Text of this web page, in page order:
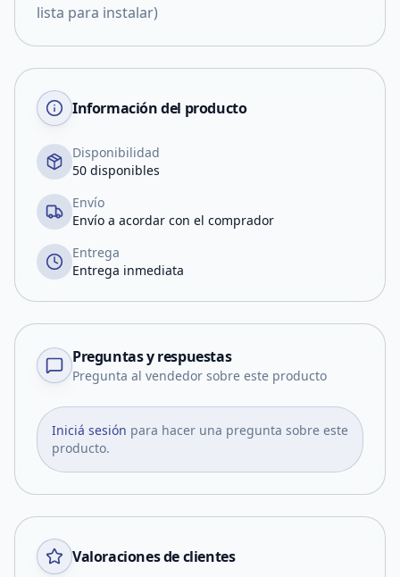
lista para instalar)
Información del producto
Disponibilidad
50 disponibles
Envío
Envío a acordar con el comprador
Entrega
Entrega inmediata
Preguntas y respuestas
Pregunta al vendedor sobre este producto
Iniciá sesión para hacer una pregunta sobre este
producto.
Valoraciones de clientes